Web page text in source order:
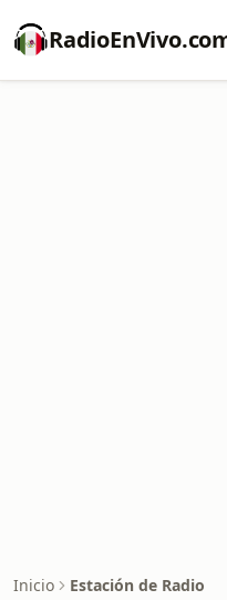
Inicio Estación de Radio